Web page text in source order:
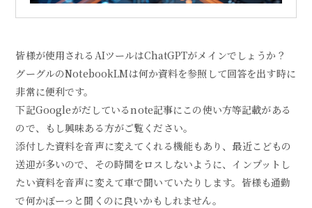
皆様が使用されるAIツールはChatGPTがメインでしょうか？
グーグルのNotebookLMは何か資料を参照して回答を出す時に
非常に便利です。
下記Googleがだしているnote記事にこの使い方等記載がある
ので、もし興味ある方がご覧ください。
添付した資料を音声に変えてくれる機能もあり、最近こどもの
送迎が多いので、その時間をロスしないように、インプットし
たい資料を音声に変えて車で聞いていたりします。皆様も通勤
で何かぼーっと聞くのに良いかもしれません。